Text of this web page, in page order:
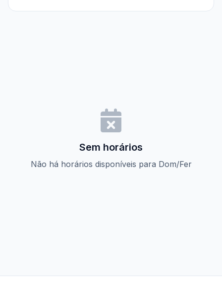
Sem horários
Não há horários disponíveis para Dom/Fer